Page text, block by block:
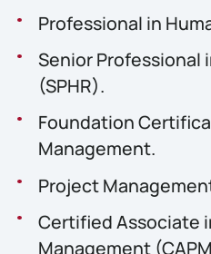
Professional in
Senior Professional
(SPHR).
Foundation
Management.
Project
Certified Associate
Management